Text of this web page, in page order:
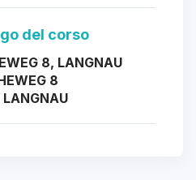
del corso
8, LANGNAU
8